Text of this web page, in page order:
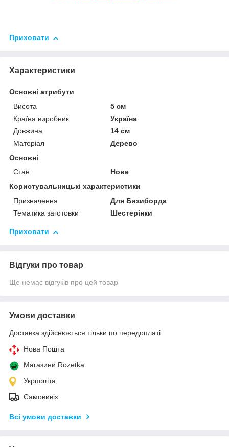
Приховати
Характеристики
Основні атрибути
Висота
5 см
Країна виробник
Україна
Довжина
14 см
Матеріал
Дерево
Основні
Стан
Нове
Користувальницькі характеристики
Призначення
Для Бизиборда
Тематика заготовки
Шестерінки
Приховати
Відгуки про товар
Ще немає відгуків про цей товар
Умови доставки
Доставка здійснюється тільки по передоплаті.
Нова Пошта
Магазини Rozetka
Укрпошта
Самовивіз
Всі умови доставки